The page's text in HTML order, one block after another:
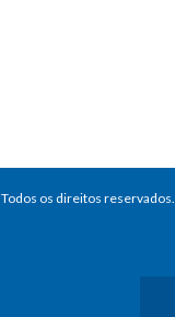
os direitos reservados.